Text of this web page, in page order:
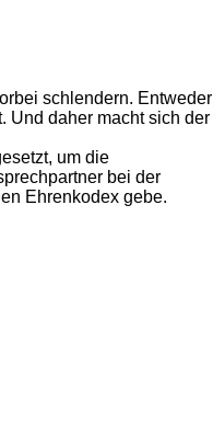
schlendern. Entweder
Und daher macht sich der
um die
bei der
Ehrenkodex gebe.